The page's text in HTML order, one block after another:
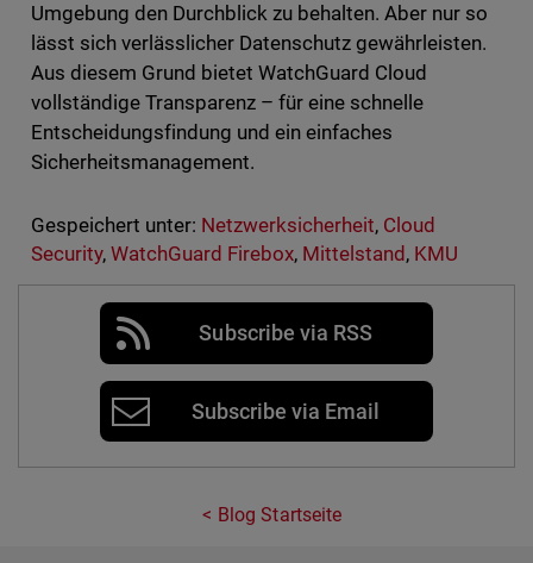
Umgebung den Durchblick zu behalten. Aber nur so
lässt sich verlässlicher Datenschutz gewährleisten.
Aus diesem Grund bietet WatchGuard Cloud
vollständige Transparenz – für eine schnelle
Entscheidungsfindung und ein einfaches
Sicherheitsmanagement.
Gespeichert unter: Netzwerksicherheit, Cloud
Security, WatchGuard Firebox, Mittelstand , KMU
Subscribe via RSS
Subscribe via Email
Blog Startseite